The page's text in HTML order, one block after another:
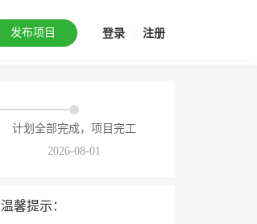
登录 注册
发布项目
计划全部完成，项目完工
2026-08-01
温馨提示：